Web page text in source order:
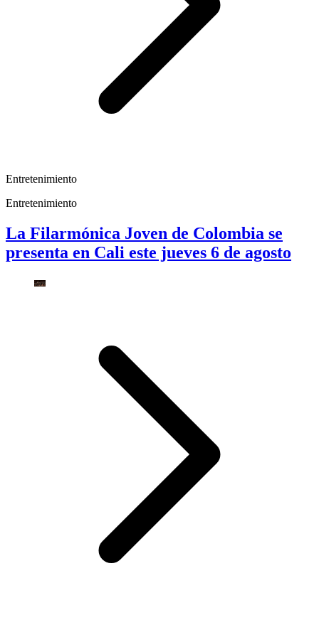
Entretenimiento
Entretenimiento
La Filarmónica Joven de Colombia se
presenta en Cali este jueves 6 de agosto